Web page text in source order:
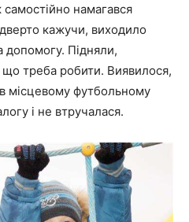
намагався
кажучи, виходило
Підняли,
що треба робити. Виявилося,
місцевому футбольному
і не втручалася.